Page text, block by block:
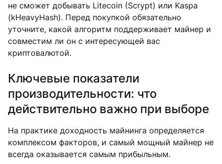
не сможет добывать Litecoin (Scrypt) или Kaspa
(kHeavyHash). Перед покупкой обязательно
уточните, какой алгоритм поддерживает майнер и
совместим ли он с интересующей вас
криптовалютой.
Ключевые показатели
производительности: что
действительно важно при выборе
На практике доходность майнинга определяется
комплексом факторов, и самый мощный майнер не
всегда оказывается самым прибыльным.